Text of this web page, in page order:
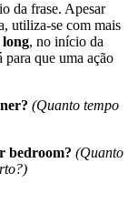
da frase. Apesar
utiliza-se com mais
, no início da
que uma ação
(Quanto tempo
bedroom? (Quanto